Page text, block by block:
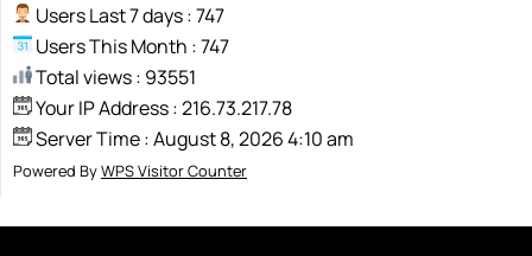
Users Last 7 days : 747
Users This Month : 747
Total views : 93551
Your IP Address : 216.73.217.78
Server Time : August 8, 2026 4:10 am
Powered ByWPS Visitor Counter